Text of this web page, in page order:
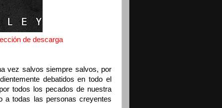
de descarga
vez salvos siempre salvos, por
debatidos en todo el
todos los pecados de nuestra
a todas las personas creyentes